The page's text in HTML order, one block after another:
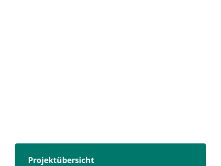
Projektübersicht